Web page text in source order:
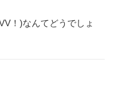
！)なんてどうでしょ